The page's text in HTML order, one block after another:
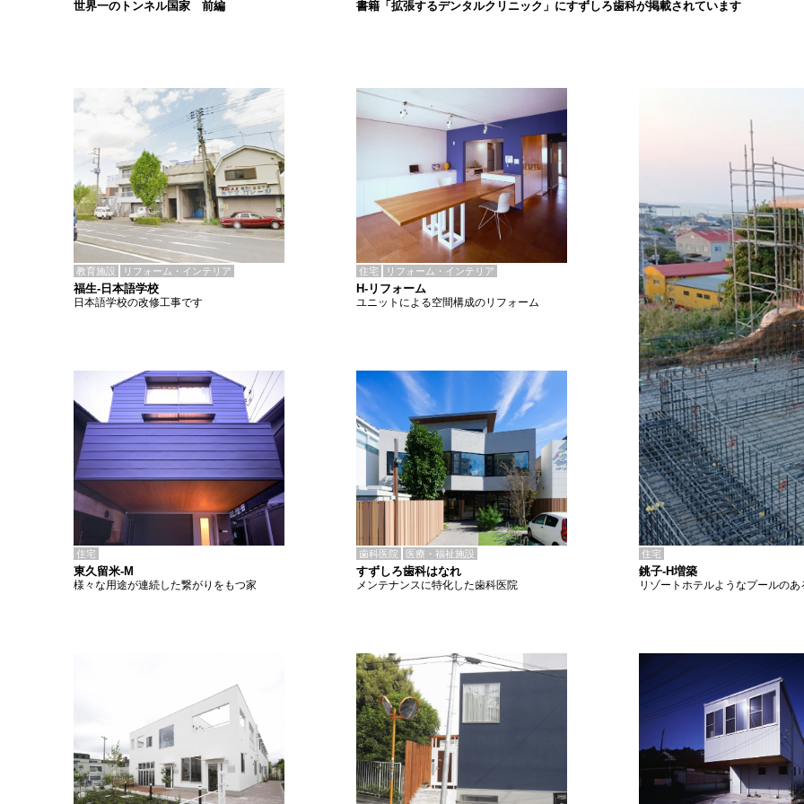
書籍「拡張するデンタルクリニック」にすずしろ歯科が掲載されています
世界一のトンネル国家 前編
教育施設 リフォーム・インテリア
福生-日本語学校
日本語学校の改修工事です
住宅 リフォーム・インテリア
H-リフォーム
ユニットによる空間構成のリフォーム
住宅
東久留米-M
様々な用途が連続した繋がりをもつ家
歯科医院 医療・福祉施設
すずしろ歯科はなれ
メンテナンスに特化した歯科医院
住宅
銚子-H増築
リゾートホテルようなプールのあ